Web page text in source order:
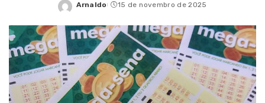
Posted
Arnaldo 15 de novembro de 2025